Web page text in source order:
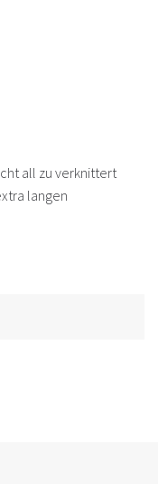
all zu verknittert
langen